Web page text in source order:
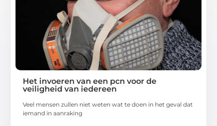
Het invoeren van een pcn voor de
veiligheid van iedereen
Veel mensen zullen niet weten wat te doen in het geval dat
iemand in aanraking